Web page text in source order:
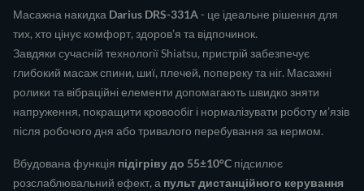
Масажна накидка Darius DRS-331A- це ідеальне рішення для
тих, хто цінує комфорт, здоров’я та відпочинок.
Завдяки сучасній технології Shiatsu, пристрій забезпечує
глибокий масаж спини, шиї, плечей, попереку та ніг. Масажні
ролики та вібраційні елементи допомагають швидко зняти
напруження, покращити кровообіг і нормалізувати роботу м’язів
після робочого дня або тривалого перебування за кермом.
Вбудована функція підігріву до 55±10°C підсилює
розслаблювальний ефект, а пульт дистанційного керування